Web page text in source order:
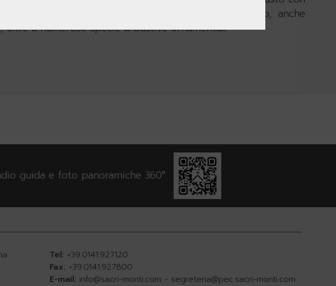
Sono oggi presenti molte essenze di pregio, anche
oltre a numerose specie arbustive ornamentali.
guida e foto panoramiche 360°
Tel: +39.0141.927120
Fax: +39.0141.927800
E-mail: info@sacri-monti.com - segreteria@pec.sacri-monti.com